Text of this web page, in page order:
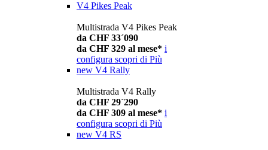
V4 Pikes Peak
Multistrada V4 Pikes Peak
da CHF 33´090
da CHF 329 al mese* i
configura scopri di Più
new V4 Rally
Multistrada V4 Rally
da CHF 29´290
da CHF 309 al mese* i
configura scopri di Più
new V4 RS